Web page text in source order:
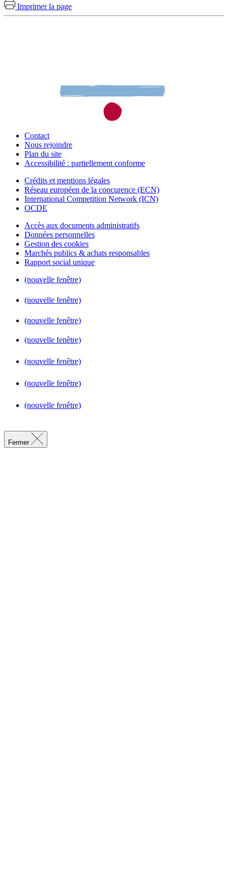
Imprimer la page
Contact
Nous rejoindre
Plan du site
Accessibilité : partiellement conforme
Crédits et mentions légales
Réseau européen de la concurence (ECN)
International Competition Network (ICN)
OCDE
Accès aux documents administratifs
Données personnelles
Gestion des cookies
Marchés publics & achats responsables
Rapport social unique
(nouvelle fenêtre)
(nouvelle fenêtre)
(nouvelle fenêtre)
(nouvelle fenêtre)
(nouvelle fenêtre)
(nouvelle fenêtre)
(nouvelle fenêtre)
Fermer